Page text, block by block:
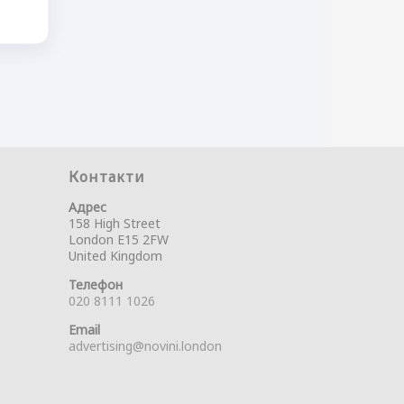
Контакти
Адрес
158 High Street
London E15 2FW
United Kingdom
Телефон
020 8111 1026
Email
advertising@novini.london